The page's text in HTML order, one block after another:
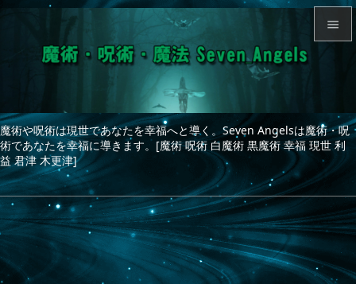
魔術や呪術は現世であなたを幸福へと導く。Seven Angelsは魔術・呪
術であなたを幸福に導きます。[魔術 呪術 白魔術 黒魔術 幸福 現世 利
益 君津 木更津]

サイド


次へ
